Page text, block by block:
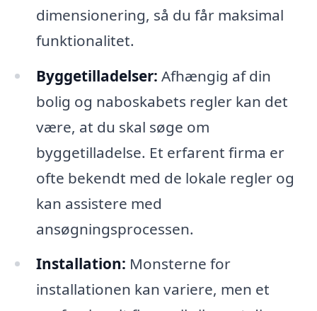
dimensionering, så du får maksimal
funktionalitet.
Byggetilladelser: Afhængig af din
bolig og naboskabets regler kan det
være, at du skal søge om
byggetilladelse. Et erfarent firma er
ofte bekendt med de lokale regler og
kan assistere med
ansøgningsprocessen.
Installation: Monsterne for
installationen kan variere, men et